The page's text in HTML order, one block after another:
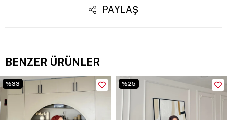
PAYLAŞ
BENZER ÜRÜNLER
%33 %25